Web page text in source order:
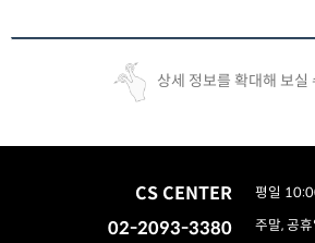
상세 정보를 확대해 보실
CS CENTER
02-2093-3380
평일
주말, 공